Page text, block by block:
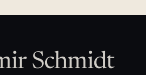
Schmidt